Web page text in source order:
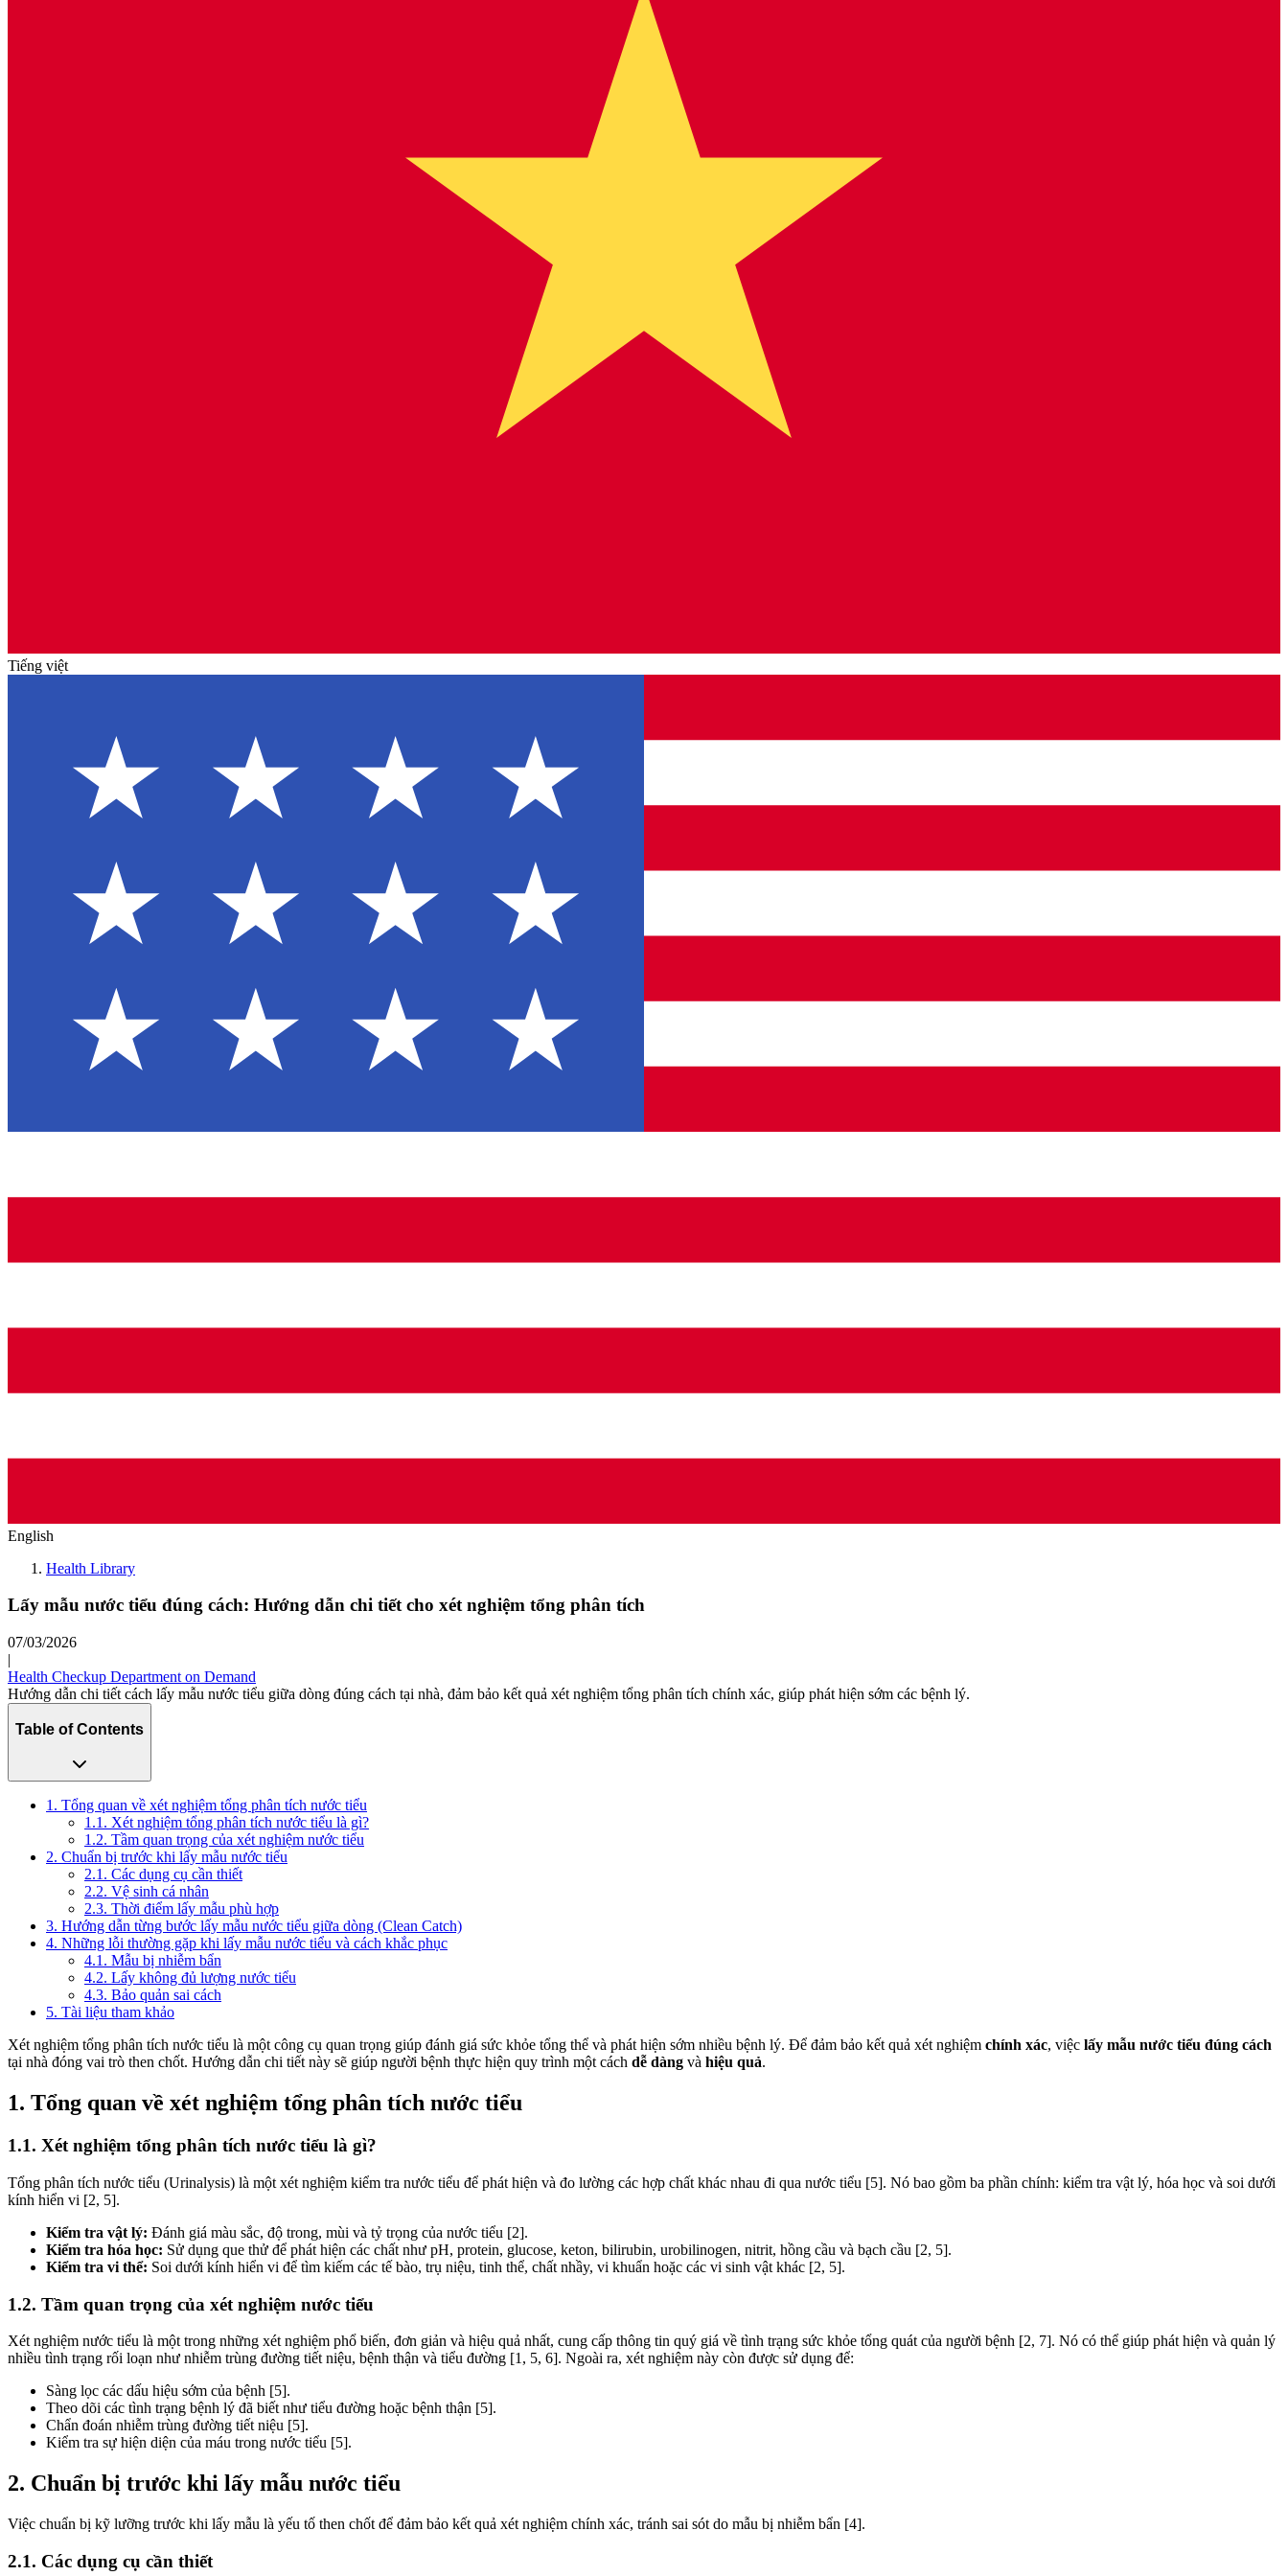
Tiếng việt
English
Health Library
Lấy mẫu nước tiểu đúng cách: Hướng dẫn chi tiết cho xét nghiệm tổng phân tích
07/03/2026
|
Health Checkup Department on Demand
Hướng dẫn chi tiết cách lấy mẫu nước tiểu giữa dòng đúng cách tại nhà, đảm bảo kết quả xét nghiệm tổng phân tích chính xác, giúp phát hiện sớm các bệnh lý.
Table of Contents
1. Tổng quan về xét nghiệm tổng phân tích nước tiểu
1.1. Xét nghiệm tổng phân tích nước tiểu là gì?
1.2. Tầm quan trọng của xét nghiệm nước tiểu
2. Chuẩn bị trước khi lấy mẫu nước tiểu
2.1. Các dụng cụ cần thiết
2.2. Vệ sinh cá nhân
2.3. Thời điểm lấy mẫu phù hợp
3. Hướng dẫn từng bước lấy mẫu nước tiểu giữa dòng (Clean Catch)
4. Những lỗi thường gặp khi lấy mẫu nước tiểu và cách khắc phục
4.1. Mẫu bị nhiễm bẩn
4.2. Lấy không đủ lượng nước tiểu
4.3. Bảo quản sai cách
5. Tài liệu tham khảo
Xét nghiệm tổng phân tích nước tiểu là một công cụ quan trọng giúp đánh giá sức khỏe tổng thể và phát hiện sớm nhiều bệnh lý. Để đảm bảo kết quả xét nghiệm chính xác, việc lấy mẫu nước tiểu đúng cách
tại nhà đóng vai trò then chốt. Hướng dẫn chi tiết này sẽ giúp người bệnh thực hiện quy trình một cách dễ dàng và hiệu quả.
1. Tổng quan về xét nghiệm tổng phân tích nước tiểu
1.1. Xét nghiệm tổng phân tích nước tiểu là gì?
Tổng phân tích nước tiểu (Urinalysis) là một xét nghiệm kiểm tra nước tiểu để phát hiện và đo lường các hợp chất khác nhau đi qua nước tiểu [5]. Nó bao gồm ba phần chính: kiểm tra vật lý, hóa học và soi dưới
kính hiển vi [2, 5].
Kiểm tra vật lý: Đánh giá màu sắc, độ trong, mùi và tỷ trọng của nước tiểu [2].
Kiểm tra hóa học: Sử dụng que thử để phát hiện các chất như pH, protein, glucose, keton, bilirubin, urobilinogen, nitrit, hồng cầu và bạch cầu [2, 5].
Kiểm tra vi thể: Soi dưới kính hiển vi để tìm kiếm các tế bào, trụ niệu, tinh thể, chất nhầy, vi khuẩn hoặc các vi sinh vật khác [2, 5].
1.2. Tầm quan trọng của xét nghiệm nước tiểu
Xét nghiệm nước tiểu là một trong những xét nghiệm phổ biến, đơn giản và hiệu quả nhất, cung cấp thông tin quý giá về tình trạng sức khỏe tổng quát của người bệnh [2, 7]. Nó có thể giúp phát hiện và quản lý
nhiều tình trạng rối loạn như nhiễm trùng đường tiết niệu, bệnh thận và tiểu đường [1, 5, 6]. Ngoài ra, xét nghiệm này còn được sử dụng để:
Sàng lọc các dấu hiệu sớm của bệnh [5].
Theo dõi các tình trạng bệnh lý đã biết như tiểu đường hoặc bệnh thận [5].
Chẩn đoán nhiễm trùng đường tiết niệu [5].
Kiểm tra sự hiện diện của máu trong nước tiểu [5].
2. Chuẩn bị trước khi lấy mẫu nước tiểu
Việc chuẩn bị kỹ lưỡng trước khi lấy mẫu là yếu tố then chốt để đảm bảo kết quả xét nghiệm chính xác, tránh sai sót do mẫu bị nhiễm bẩn [4].
2.1. Các dụng cụ cần thiết